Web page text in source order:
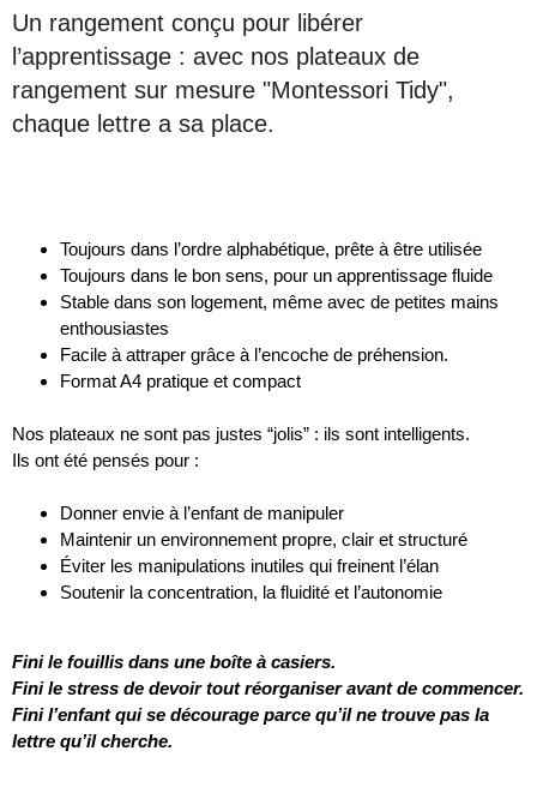
Un rangement conçu pour libérer
l’apprentissage : avec nos plateaux de
rangement sur mesure "Montessori Tidy",
chaque lettre a sa place.
Toujours dans l’ordre alphabétique, prête à être utilisée
Toujours dans le bon sens, pour un apprentissage fluide
Stable dans son logement, même avec de petites mains
enthousiastes
Facile à attraper grâce à l’encoche de préhension.
Format A4 pratique et compact
Nos plateaux ne sont pas justes “jolis” : ils sont intelligents.
Ils ont été pensés pour :
Donner envie à l’enfant de manipuler
Maintenir un environnement propre, clair et structuré
Éviter les manipulations inutiles qui freinent l’élan
Soutenir la concentration, la fluidité et l’autonomie
Fini le fouillis dans une boîte à casiers.
Fini le stress de devoir tout réorganiser avant de commencer.
Fini l’enfant qui se décourage parce qu’il ne trouve pas la
lettre qu’il cherche.